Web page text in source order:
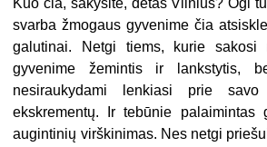
Kuo čia, sakysite, dėtas Vilnius? Ogi
svarba žmogaus gyvenime čia
galutinai. Netgi tiems, kurie sakosi
gyvenime žemintis ir lankstytis,
nesiraukydami lenkiasi prie savo
ekskrementų. Ir tebūnie palaimintas
augintinių virškinimas. Nes netgi